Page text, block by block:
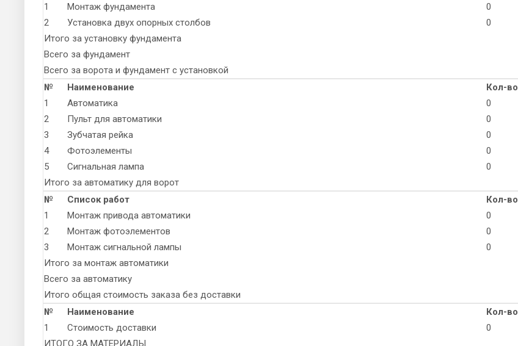
1
Монтаж фундамента 0
2
Установка двух опорных столбов 0
Итого за установку фундамента
Всего за фундамент
Всего за ворота и фундамент с установкой
№
Наименование Кол-во
1
Автоматика 0
2
Пульт для автоматики 0
3
Зубчатая рейка 0
4
Фотоэлементы 0
5
Сигнальная лампа 0
Итого за автоматику для ворот
№
Список работ Кол-во
1
Монтаж привода автоматики 0
2
Монтаж фотоэлементов 0
3
Монтаж сигнальной лампы 0
Итого за монтаж автоматики
Всего за автоматику
Итого общая стоимость заказа без доставки
№
Наименование Кол-во
1
Стоимость доставки 0
ИТОГО ЗА МАТЕРИАЛЫ